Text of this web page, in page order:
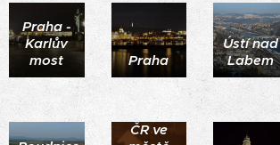
Praha -
Karlův
most
Praha
Ústí nad
Labem
Nejstarší
kamenný
most v
ČR ve